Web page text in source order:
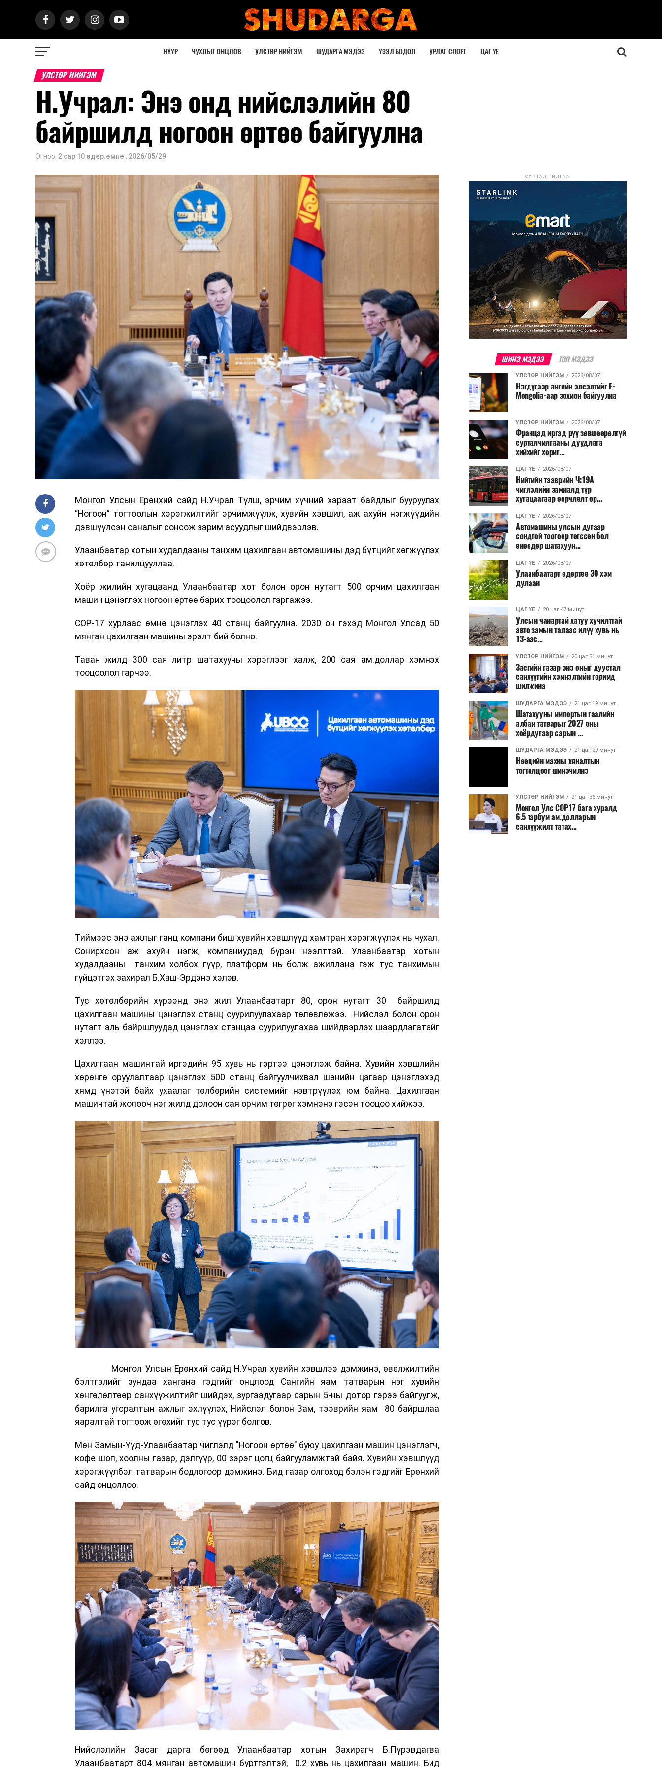
НҮҮР ЧУХЛЫГ ОНЦЛОВ УЛСТӨР НИЙГЭМ ШУДАРГА МЭДЭЭ ҮЗЭЛ БОДОЛ УРЛАГ СПОРТ ЦАГ ҮЕ
УЛСТӨР НИЙГЭМ
Н.Учрал: Энэ онд нийслэлийн 80
байршилд ногоон өртөө байгуулна
Огноо: 2 сар 10 өдөр.өмнө , 2026/05/29
Монгол Улсын Ерөнхий сайд Н.Учрал Түлш, эрчим хүчний хараат байдлыг бууруулах
“Ногоон” тогтоолын хэрэгжилтийг эрчимжүүлж, хувийн хэвшил, аж ахуйн нэгжүүдийн
дэвшүүлсэн саналыг сонсож зарим асуудлыг шийдвэрлэв.
Улаанбаатар хотын худалдааны танхим цахилгаан автомашины дэд бүтцийг хөгжүүлэх
хөтөлбөр танилцууллаа.
Хоёр жилийн хугацаанд Улаанбаатар хот болон орон нутагт 500 орчим цахилгаан
машин цэнэглэх ногоон өртөө барих тооцоолол гаргажээ.
COP-17 хурлаас өмнө цэнэглэх 40 станц байгуулна. 2030 он гэхэд Монгол Улсад 50
мянган цахилгаан машины эрэлт бий болно.
Таван жилд 300 сая литр шатахууны хэрэглээг халж, 200 сая ам.доллар хэмнэх
тооцоолол гарчээ.
Тиймээс энэ ажлыг ганц компани биш хувийн хэвшлүүд хамтран хэрэгжүүлэх нь чухал.
Сонирхсон аж ахуйн нэгж, компаниудад бүрэн нээлттэй. Улаанбаатар хотын
худалдааны танхим холбох гүүр, платформ нь болж ажиллана гэж тус танхимын
гүйцэтгэх захирал Б.Хаш-Эрдэнэ хэлэв.
Тус хөтөлбөрийн хүрээнд энэ жил Улаанбаатарт 80, орон нутагт 30 байршилд
цахилгаан машины цэнэглэх станц суурилуулахаар төлөвлөжээ. Нийслэл болон орон
нутагт аль байршлуудад цэнэглэх станцаа суурилуулахаа шийдвэрлэх шаардлагатайг
хэллээ.
Цахилгаан машинтай иргэдийн 95 хувь нь гэртээ цэнэглэж байна. Хувийн хэвшлийн
хөрөнгө оруулалтаар цэнэглэх 500 станц байгуулчихвал шөнийн цагаар цэнэглэхэд
хямд үнэтэй байх ухаалаг төлбөрийн системийг нэвтрүүлэх юм байна. Цахилгаан
машинтай жолооч нэг жилд долоон сая орчим төгрөг хэмнэнэ гэсэн тооцоо хийжээ.
Монгол Улсын Ерөнхий сайд Н.Учрал хувийн хэвшлээ дэмжинэ, өвөлжилтийн
бэлтгэлийг зундаа хангана гэдгийг онцлоод Сангийн яам татварын нэг хувийн
хөнгөлөлтөөр санхүүжилтийг шийдэх, зургаадугаар сарын 5-ны дотор гэрээ байгуулж,
барилга угсралтын ажлыг эхлүүлэх, Нийслэл болон Зам, тээврийн яам 80 байршлаа
яаралтай тогтоож өгөхийг тус тус үүрэг болгов.
Мөн Замын-Үүд-Улаанбаатар чиглэлд "Ногоон өртөө" буюу цахилгаан машин цэнэглэгч,
кофе шоп, хоолны газар, дэлгүүр, 00 зэрэг цогц байгууламжтай байя. Хувийн хэвшлүүд
хэрэгжүүлбэл татварын бодлогоор дэмжинэ. Бид газар олгоход бэлэн гэдгийг Ерөнхий
сайд онцоллоо.
Нийслэлийн Засаг дарга бөгөөд Улаанбаатар хотын Захирагч Б.Пүрэвдагва
Улаанбаатарт 804 мянган автомашин бүртгэлтэй, 0.2 хувь нь цахилгаан машин. Бид
СУРТАЛЧИЛГАА
ШИНЭ МЭДЭЭ ТОП МЭДЭЭ
УЛСТӨР НИЙГЭМ 2026/08/07
Нэгдүгээр ангийн элсэлтийг E-
Mongolia-аар зохион байгуулна
УЛСТӨР НИЙГЭМ 2026/08/07
Францад иргэд рүү зөвшөөрөлгүй
сурталчилгааны дуудлага
хийхийг хориг...
ЦАГ ҮЕ 2026/08/07
Нийтийн тээврийн Ч:19А
чиглэлийн замналд түр
хугацаагаар өөрчлөлт ор...
ЦАГ ҮЕ 2026/08/07
Автомашины улсын дугаар
сондгой тоогоор төгссөн бол
өнөөдөр шатахуун...
ЦАГ ҮЕ 2026/08/07
Улаанбаатарт өдөртөө 30 хэм
дулаан
ЦАГ ҮЕ 20 цаг 47 минут
Улсын чанартай хатуу хучилттай
авто замын талаас илүү хувь нь
13-аас...
УЛСТӨР НИЙГЭМ 20 цаг 51 минут
Засгийн газар энэ оныг дуустал
санхүүгийн хэмнэлтийн горимд
шилжинэ
ШУДАРГА МЭДЭЭ 21 цаг 19 минут
Шатахууны импортын гаалийн
албан татварыг 2027 оны
хоёрдугаар сарын ...
ШУДАРГА МЭДЭЭ 21 цаг 29 минут
Нөөцийн махны хяналтын
тогтолцоог шинэчилнэ
УЛСТӨР НИЙГЭМ 21 цаг 36 минут
Монгол Улс COP17 бага хуралд
6.5 тэрбум ам.долларын
санхүүжилт татах...